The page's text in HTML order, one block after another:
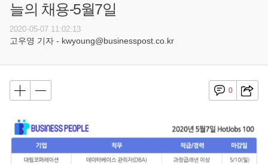
늘의 채용-5월7일
2020-05-07 11:02:13
고우영 기자 - kwyoung@businesspost.co.kr
0